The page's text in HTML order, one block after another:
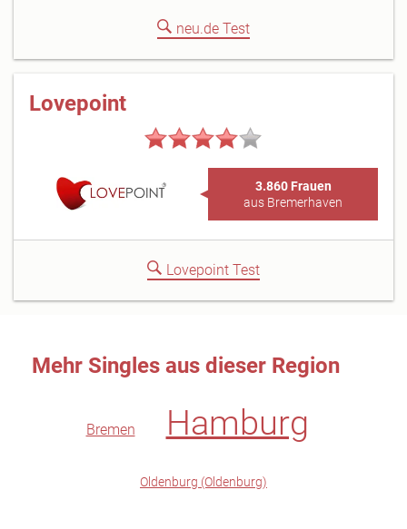
neu.de Test
Lovepoint
3.860 Frauen
aus Bremerhaven
Lovepoint Test
Mehr Singles aus dieser Region
Bremen Hamburg
Oldenburg (Oldenburg)